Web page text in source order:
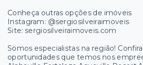
Conheça outras opções de imóveis
Instagram: @sergiosilveiraimoveis
Site: sergiosilveiraimoveis.com
Somos especialistas na região!
oportunidades que temos nos